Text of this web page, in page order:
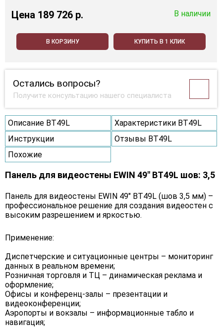
Цена 189 726 p. В наличии
В КОРЗИНУ КУПИТЬ В 1 КЛИК
Остались вопросы?
Получите консультацию нашего специалиста
Описание BT49L
Характеристики BT49L
Инструкции
Отзывы BT49L
Похожие
Панель для видеостены EWIN 49" BT49L шов: 3,5
Панель для видеостены EWIN 49" BT49L (шов 3,5 мм) –
профессиональное решение для создания видеостен с
высоким разрешением и яркостью.
Применение:
Диспетчерские и ситуационные центры – мониторинг
данных в реальном времени;
Розничная торговля и ТЦ – динамическая реклама и
оформление;
Офисы и конференц-залы – презентации и
видеоконференции;
Аэропорты и вокзалы – информационные табло и
навигация;